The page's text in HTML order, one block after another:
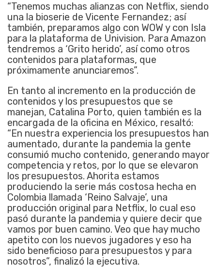
“Tenemos muchas alianzas con Netflix, siendo
una la bioserie de Vicente Fernandez; así
también, preparamos algo con WOW y con Isla
para la plataforma de Univision. Para Amazon
tendremos a ‘Grito herido’, así como otros
contenidos para plataformas, que
próximamente anunciaremos”.
En tanto al incremento en la producción de
contenidos y los presupuestos que se
manejan, Catalina Porto, quien también es la
encargada de la oficina en México, resaltó:
“En nuestra experiencia los presupuestos han
aumentado, durante la pandemia la gente
consumió mucho contenido, generando mayor
competencia y retos, por lo que se elevaron
los presupuestos. Ahorita estamos
produciendo la serie más costosa hecha en
Colombia llamada ‘Reino Salvaje’, una
producción original para Netflix, lo cual eso
pasó durante la pandemia y quiere decir que
vamos por buen camino. Veo que hay mucho
apetito con los nuevos jugadores y eso ha
sido beneficioso para presupuestos y para
nosotros”, finalizó la ejecutiva.